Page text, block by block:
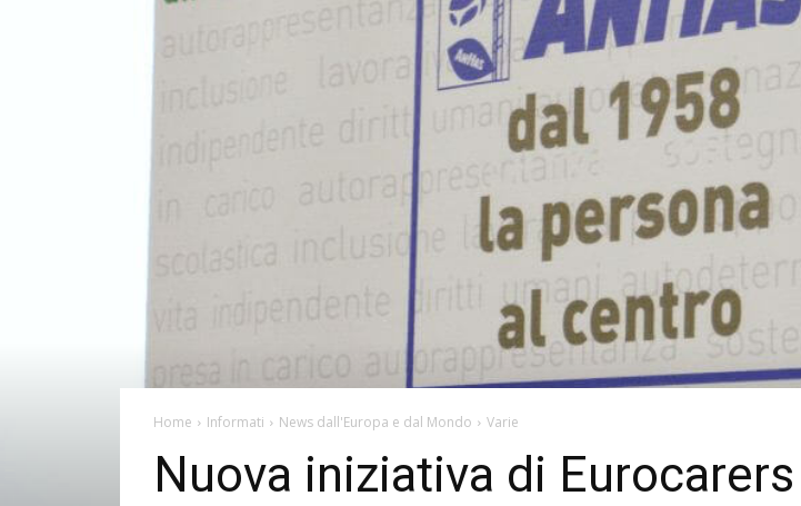
Home Informati News dall'Europa e dal Mondo Varie
Nuova iniziativa di Eurocarers